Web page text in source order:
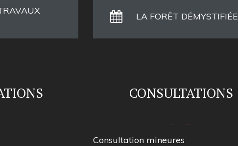
LA FORÊT DÉMYSTIFIÉE
CONSULTATIONS
Consultation mineures